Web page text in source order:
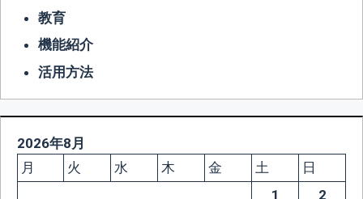
教育
機能紹介
活用方法
2026年8月
月
火 水 木 金 土
日
1
2